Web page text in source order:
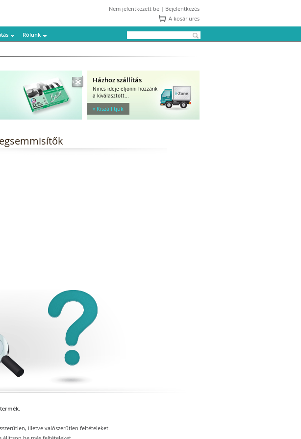
Nem jelentkezett be | Bejelentkezés
A kosár üres
Rólunk
Házhoz szállítás
Nincs ideje eljönni hozzánk
a kiválasztott...
» Kiszállítjuk
illetve valószerűtlen feltételeket.
be más feltételeket.